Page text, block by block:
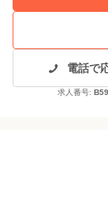
電話で
求人番号: